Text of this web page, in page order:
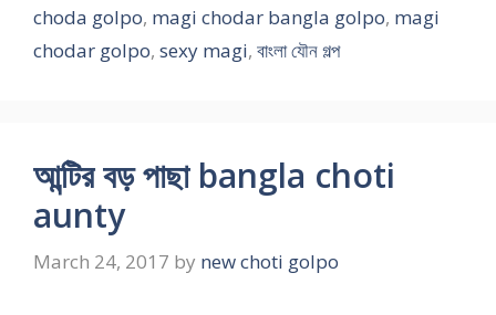
choda golpo, magi chodar bangla golpo, magi
chodar golpo, sexy magi, বাংলা যৌন গল্প
আন্টির বড় পাছা bangla choti
aunty
March 24, 2017 by new choti golpo